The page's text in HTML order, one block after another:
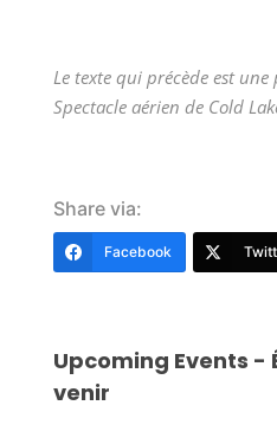
Le texte qui précède est
Spectacle aérien de Cold
Share via:
Facebook
Upcoming Events -
venir